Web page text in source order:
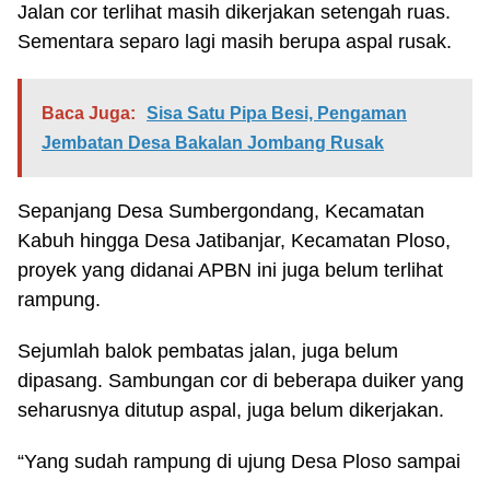
Jalan cor terlihat masih dikerjakan setengah ruas.
Sementara separo lagi masih berupa aspal rusak.
Baca Juga:
Sisa Satu Pipa Besi, Pengaman
Jembatan Desa Bakalan Jombang Rusak
Sepanjang Desa Sumbergondang, Kecamatan
Kabuh hingga Desa Jatibanjar, Kecamatan Ploso,
proyek yang didanai APBN ini juga belum terlihat
rampung.
Sejumlah balok pembatas jalan, juga belum
dipasang. Sambungan cor di beberapa duiker yang
seharusnya ditutup aspal, juga belum dikerjakan.
“Yang sudah rampung di ujung Desa Ploso sampai